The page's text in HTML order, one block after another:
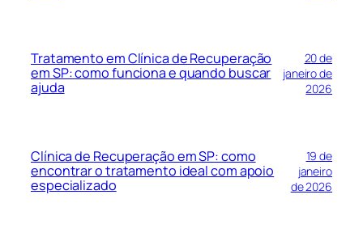
Tratamento em Clínica de Recuperação
em SP: como funciona e quando buscar
ajuda
20 de
janeiro de
2026
Clínica de Recuperação em SP: como
encontrar o tratamento ideal com apoio
especializado
19 de
janeiro
de 2026